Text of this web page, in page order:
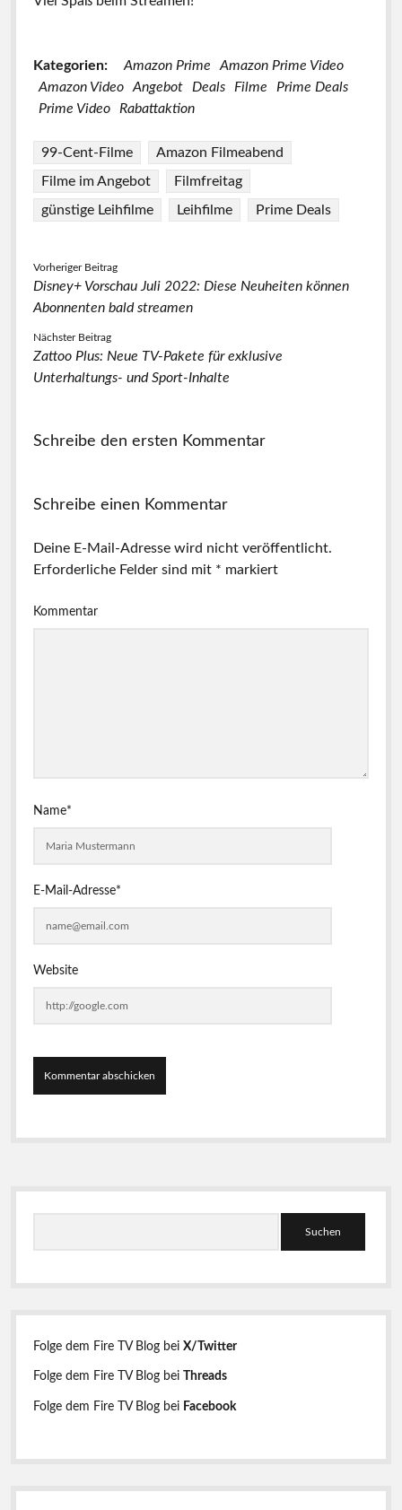
Kategorien: Amazon Prime
Amazon Prime Video
Amazon Video
Angebot Deals Filme
Prime Deals
Prime Video
Rabattaktion
99-Cent-Filme
Amazon Filmeabend
Filme im Angebot
Filmfreitag
günstige Leihfilme
Leihfilme Prime Deals
Vorheriger Beitrag
Disney+ Vorschau Juli 2022: Diese Neuheiten können
Abonnenten bald streamen
Nächster Beitrag
Zattoo Plus: Neue TV-Pakete für exklusive
Unterhaltungs- und Sport-Inhalte
Schreibe den ersten Kommentar
Schreibe einen Kommentar
Deine E-Mail-Adresse wird nicht veröffentlicht.
Erforderliche Felder sind mit * markiert
Kommentar
Name*
E-Mail-Adresse*
Website
h
Folge dem Fire TV Blog beiX/Twitter
Folge dem Fire TV Blog bei Threads
Folge dem Fire TV Blog bei Facebook